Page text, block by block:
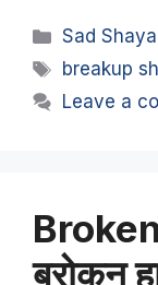
Categories
Sad
Tags
breakup
Leave a
ब्रोकन